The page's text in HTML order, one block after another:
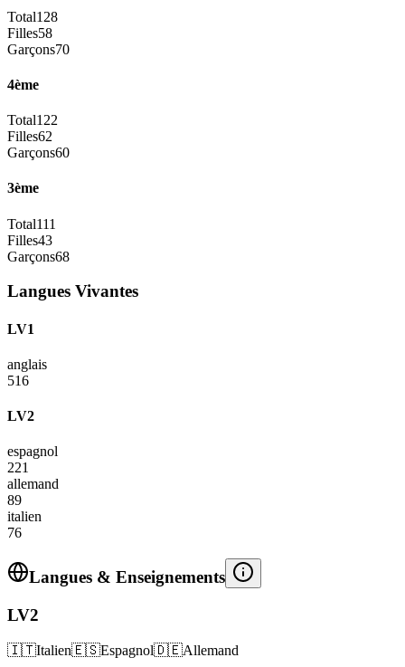
Total128
Filles58
Garçons70
4ème
Total122
Filles62
Garçons60
3ème
Total111
Filles43
Garçons68
Langues Vivantes
LV1
anglais
516
LV2
espagnol
221
allemand
89
italien
76
Langues & Enseignements
LV2
🇮🇹Italien🇪🇸Espagnol🇩🇪Allemand